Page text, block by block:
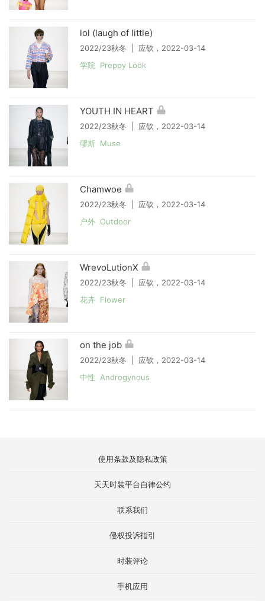
lol (laugh of little)
2022/23秋冬 | 应钦，2022-03-14
学院 Preppy Look
YOUTH IN HEART
2022/23秋冬 | 应钦，2022-03-14
缪斯 Muse
Chamwoe
2022/23秋冬 | 应钦，2022-03-14
户外 Outdoor
WrevoLutionX
2022/23秋冬 | 应钦，2022-03-14
花卉 Flower
on the job
2022/23秋冬 | 应钦，2022-03-14
中性 Androgynous
使用条款及隐私政策
天天时装平台自律公约
联系我们
侵权投诉指引
时装评论
手机应用